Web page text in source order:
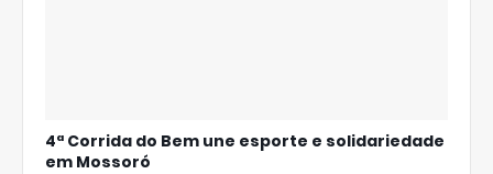
4ª Corrida do Bem une esporte e solidariedade
em Mossoró